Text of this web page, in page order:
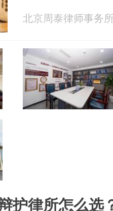
北京周泰律师事务
护律所怎么选